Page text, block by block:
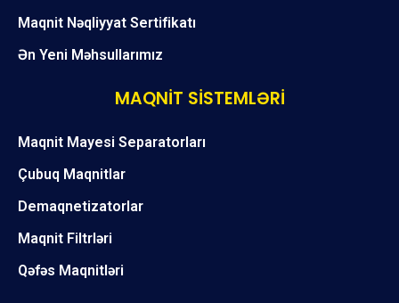
Maqnit Nəqliyyat Sertifikatı
Ən Yeni Məhsullarımız
MAQNİT SİSTEMLƏRİ
Maqnit Mayesi Separatorları
Çubuq Maqnitlar
Demaqnetizatorlar
Maqnit Filtrləri
Qəfəs Maqnitləri